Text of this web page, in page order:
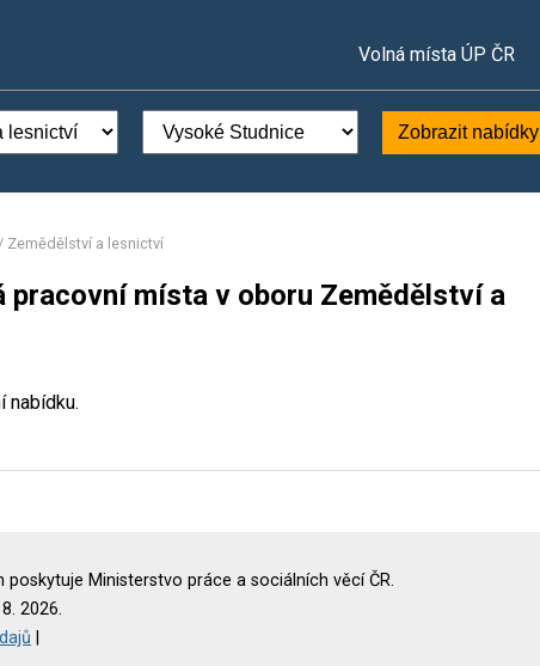
Volná místa ÚP ČR
Zobrazit nabídky
Zemědělství a lesnictví
pracovní místa v oboru Zemědělství a
nabídku.
Ministerstvo práce a sociálních věcí ČR.
2026.